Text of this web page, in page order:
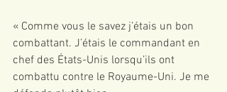
« Comme vous le savez j’étais un bon
combattant. J’étais le commandant en
chef des États-Unis lorsqu’ils ont
combattu contre le Royaume-Uni. Je me